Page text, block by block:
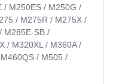
/ M250ES / M250G /
/ M275R / M275X /
M285E-SB /
/ M320XL / M360A /
/ M505 /